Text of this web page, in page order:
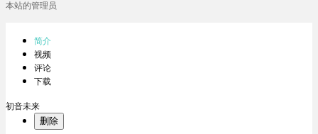
本站的管理员
简介
视频
评论
下载
初音未来
删除